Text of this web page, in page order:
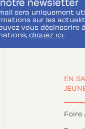
newsletter
sera uniquement
sur les
vous désinscrire
cliquez ici.
EN
Foire